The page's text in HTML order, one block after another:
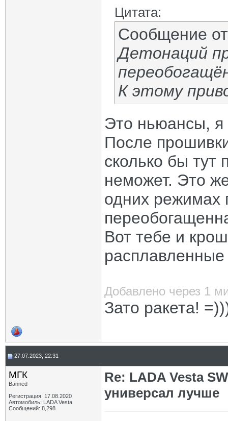
Цитата:
Сообщение
Детонаций
К этому
Это ньюансы, я
После
сколько бы
неможет. Это
одних режимах
Вот тебе и
Добавлено через 1
Зато ракета!
27.07.2023, 22:31
МГК
Banned
Регистрация: 17.08.2020
Автомобиль: LADA Vesta
Сообщений: 8,298
Re: LADA Vesta
универсал лучше